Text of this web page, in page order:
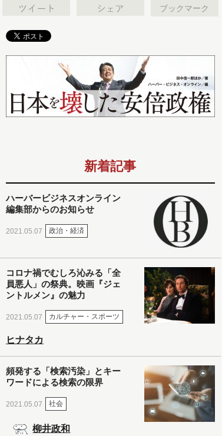
ブックマーク
新着記事
ハーバービジネスオンライン
編集部からのお知らせ
2021.05.07 政治・経済
コロナ禍でむしろ沁みる「全
員悪人」の祭典。映画『ジェ
ントルメン』の魅力
2021.05.07 カルチャー・スポーツ
ヒナタカ
頻発する「検索汚染」とキー
ワードによる検索の限界
2021.05.07 社会
柳井政和